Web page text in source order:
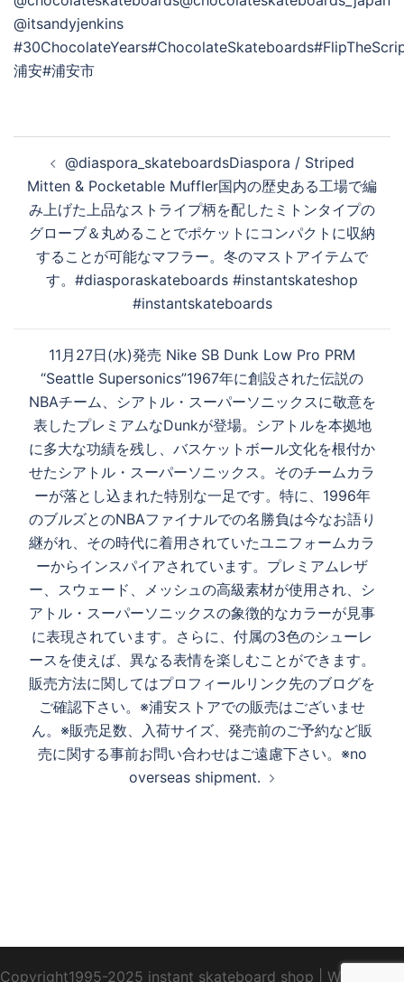
ナ
ビ
ゲ
ョ
@diaspora_skateboardsDiaspora / Striped
Mitten & Pocketable Muffler国内の歴史ある工場で編
み上げた上品なストライプ柄を配したミトンタイプの
グローブ＆丸めることでポケットにコンパクトに収納
することが可能なマフラー。冬のマストアイテムで
す。#diasporaskateboards #instantskateshop
#instantskateboards
11月27日(水)発売 Nike SB Dunk Low Pro PRM
“Seattle Supersonics”1967年に創設された伝説の
NBAチーム、シアトル・スーパーソニックスに敬意を
表したプレミアムなDunkが登場。シアトルを本拠地
に多大な功績を残し、バスケットボール文化を根付か
せたシアトル・スーパーソニックス。そのチームカラ
ーが落とし込まれた特別な一足です。特に、1996年
のブルズとのNBAファイナルでの名勝負は今なお語り
継がれ、その時代に着用されていたユニフォームカラ
ーからインスパイアされています。プレミアムレザ
ー、スウェード、メッシュの高級素材が使用され、シ
アトル・スーパーソニックスの象徴的なカラーが見事
に表現されています。さらに、付属の3色のシューレ
ースを使えば、異なる表情を楽しむことができます。
販売方法に関してはプロフィールリンク先のブログを
ご確認下さい。※浦安ストアでの販売はございませ
ん。※販売足数、入荷サイズ、発売前のご予約など販
売に関する事前お問い合わせはご遠慮下さい。※no
overseas shipment.
Copyright1995-2025 instant skateboard shop WebDesign